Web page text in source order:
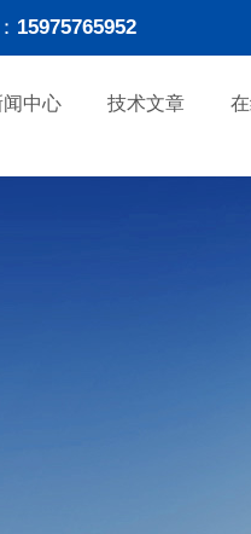
15975765952
闻中心 技术文章